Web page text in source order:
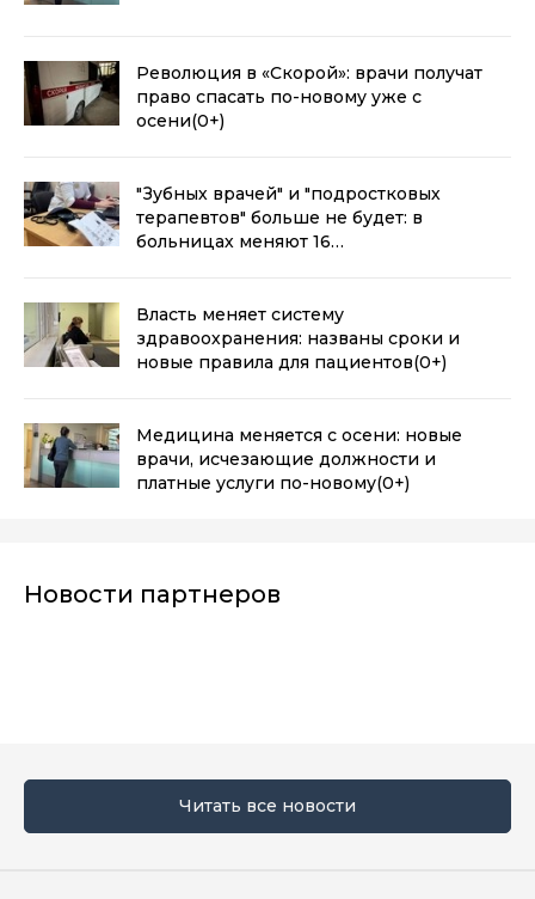
Революция в «Скорой»: врачи получат
право спасать по-новому уже с
осени(0+)
"Зубных врачей" и "подростковых
терапевтов" больше не будет: в
больницах меняют 16
Власть меняет систему
здравоохранения: названы сроки и
новые правила для пациентов(0+)
Медицина меняется с осени: новые
врачи, исчезающие должности и
платные услуги по-новому(0+)
Новости партнеров
Читать все новости